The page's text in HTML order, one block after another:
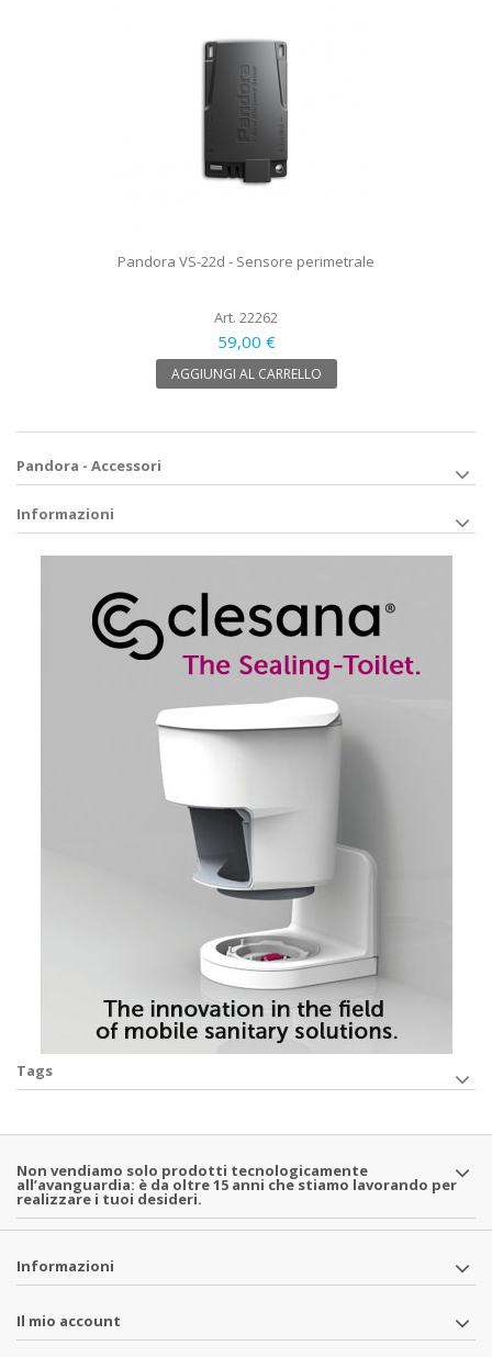
Pandora VS-22d - Sensore perimetrale
Art. 22262
59,00 €
AGGIUNGI AL CARRELLO
Pandora - Accessori
Informazioni
Tags
Non vendiamo solo prodotti tecnologicamente
all’avanguardia: è da oltre 15 anni che stiamo lavorando per
realizzare i tuoi desideri.
Informazioni
Il mio account